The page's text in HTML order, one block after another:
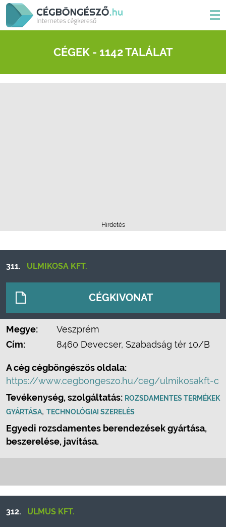
CÉGEK - 1142 TALÁLAT
Hirdetés
311. ULMIKOSA KFT.
CÉGKIVONAT
Megye:
Veszprém
Cím:
8460 Devecser, Szabadság tér 10/B
A cég cégböngészős oldala:
https://www.cegbongeszo.hu/ceg/ulmikosakft-c
Tevékenység, szolgáltatás: ROZSDAMENTES TERMÉKEK
GYÁRTÁSA, TECHNOLÓGIAI SZERELÉS
Egyedi rozsdamentes berendezések gyártása,
beszerelése, javítása.
312. ULMUS KFT.